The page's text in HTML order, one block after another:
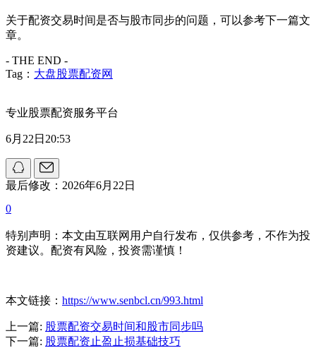
关于配资交易时间是否与股市同步的问题，可以参考下一篇文
章。
- THE END -
Tag： 大盘股票配资网
专业股票配资服务平台
6月22日20:53
最后修改：2026年6月22日
0
特别声明：本文由互联网用户自行发布，仅供参考，不作为投
资建议。配资有风险，投资需谨慎！
本文链接： https://www.senbcl.cn/993.html
上一篇: 股票配资交易时间和股市同步吗
下一篇: 股票配资止盈止损基础技巧